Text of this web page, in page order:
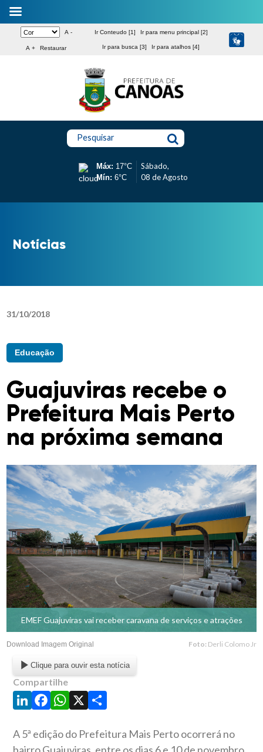
A -
A + Restaurar
Ir Conteudo [1] Ir para menu principal [2]
Ir para busca [3] Ir para atalhos [4]
Pesquisar
Máx: 17°C
Mín: 6°C
Sábado,
08 de Agosto
Notícias
31/10/2018
Educação
Guajuviras recebe o
Prefeitura Mais Perto
na próxima semana
EMEF Guajuviras vai receber caravana de serviços e atrações
Download Imagem Original Foto: Derli Colomo Jr
Clique para ouvir esta notícia
Compartilhe
LinkedIn
Facebook
WhatsApp
X Share
A 5ª edição do Prefeitura Mais Perto ocorrerá no
bairro Guajuviras, entre os dias 6 e 10 de novembro,